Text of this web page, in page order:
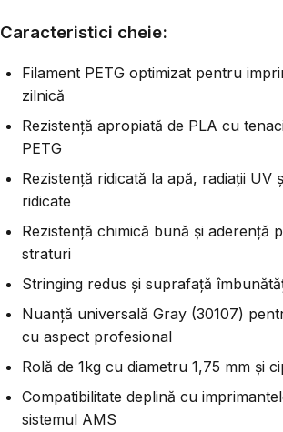
Caracteristici cheie:
Filament PETG optimizat pentru
zilnică
Rezistență apropiată de PLA cu
PETG
Rezistență ridicată la apă, radiații UV
ridicate
Rezistență chimică bună și aderență
straturi
Stringing redus și suprafață
Nuanță universală Gray (30107)
cu aspect profesional
Rolă de 1kg cu diametru 1,75 mm și
Compatibilitate deplină cu
sistemul AMS